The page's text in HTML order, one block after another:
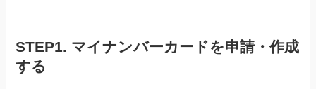
STEP1. マイナンバーカードを申請・作成
する